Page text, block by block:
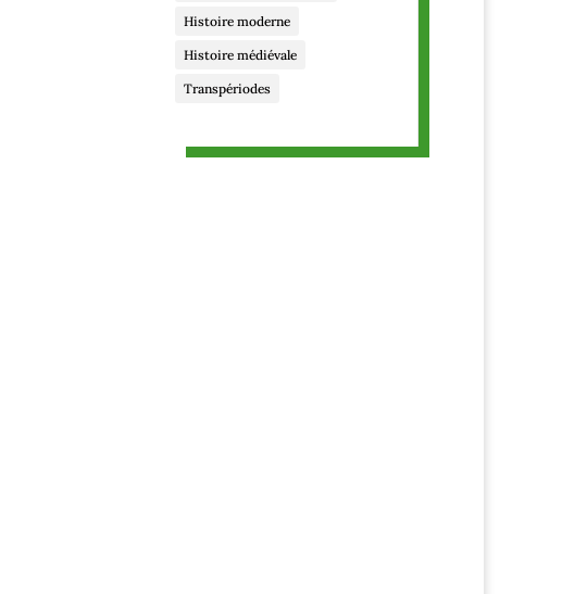
Histoire moderne
Histoire médiévale
Transpériodes